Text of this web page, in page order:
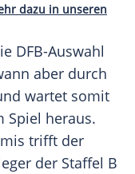
dazu in unseren
DFB-Auswahl
aber durch
wartet somit
Spiel heraus.
trifft der
der Staffel B